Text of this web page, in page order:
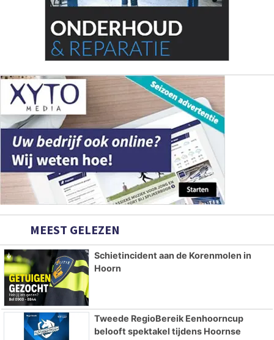
MEEST GELEZEN
Schietincident aan de Korenmolen in
Hoorn
Tweede RegioBereik Eenhoorncup
belooft spektakel tijdens Hoornse